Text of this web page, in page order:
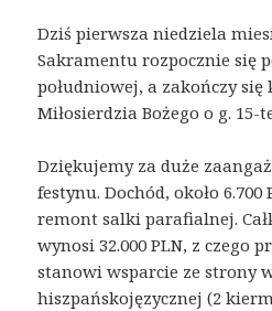
Dziś pierwsza niedziela
Sakramentu rozpocznie się
południowej, a zakończy się
Miłosierdzia Bożego o g. 15-
Dziękujemy za duże
festynu. Dochód, około
remont salki parafialnej.
wynosi 32.000 PLN, z czego
stanowi wsparcie ze strony
hiszpańskojęzycznej (2